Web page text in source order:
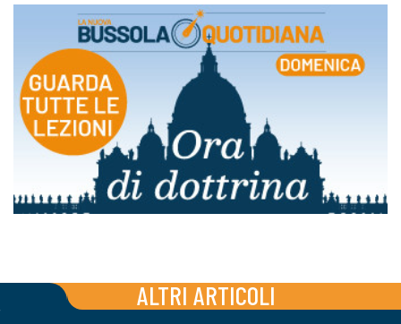
ALTRI ARTICOLI